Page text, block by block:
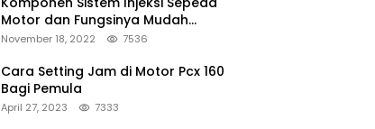
Motor dan Fungsinya Mudah
Untuk Dipahami
November 18, 2022 7536
Cara Setting Jam di Motor Pcx 160
Bagi Pemula
April 27, 2023 7333